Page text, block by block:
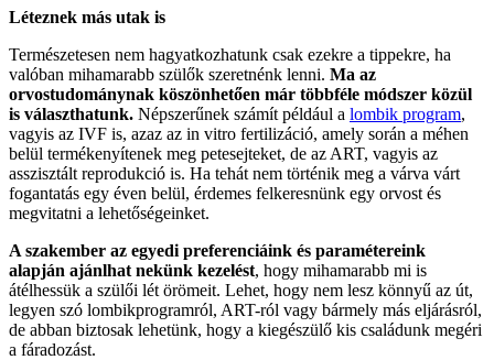
Léteznek más utak is
Természetesen nem hagyatkozhatunk csak ezekre a tippekre, ha
valóban mihamarabb szülők szeretnénk lenni. Ma az
orvostudománynak köszönhetően már többféle módszer közül
is választhatunk. Népszerűnek számít például a lombik program,
vagyis az IVF is, azaz az in vitro fertilizáció, amely során a méhen
belül termékenyítenek meg petesejteket, de az ART, vagyis az
asszisztált reprodukció is. Ha tehát nem történik meg a várva várt
fogantatás egy éven belül, érdemes felkeresnünk egy orvost és
megvitatni a lehetőségeinket.
A szakember az egyedi preferenciáink és paramétereink
alapján ajánlhat nekünk kezelést, hogy mihamarabb mi is
átélhessük a szülői lét örömeit. Lehet, hogy nem lesz könnyű az út,
legyen szó lombikprogramról, ART-ról vagy bármely más eljárásról,
de abban biztosak lehetünk, hogy a kiegészülő kis családunk megéri
a fáradozást.